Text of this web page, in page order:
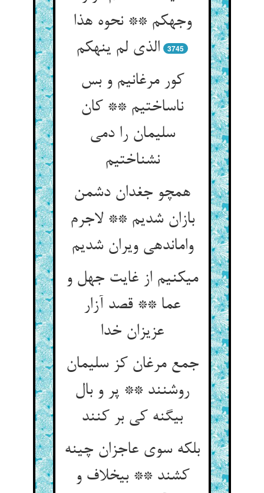
وجهکم ** نحوه هذا
الذی لم ینهکم‏
3745
کور مرغانیم و بس
ناساختیم ** کان
سلیمان را دمی
نشناختیم‏
همچو جغدان دشمن
بازان شدیم ** لاجرم
وامانده‏ی ویران شدیم‏
می‏کنیم از غایت جهل و
عما ** قصد آزار
عزیزان خدا
جمع مرغان کز سلیمان
روشنند ** پر و بال
بی‏گنه کی بر کنند
بلکه سوی عاجزان چینه
کشند ** بی‏خلاف و